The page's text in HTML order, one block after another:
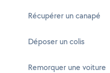
Récupérer un canapé
Déposer un colis
Remorquer une voiture